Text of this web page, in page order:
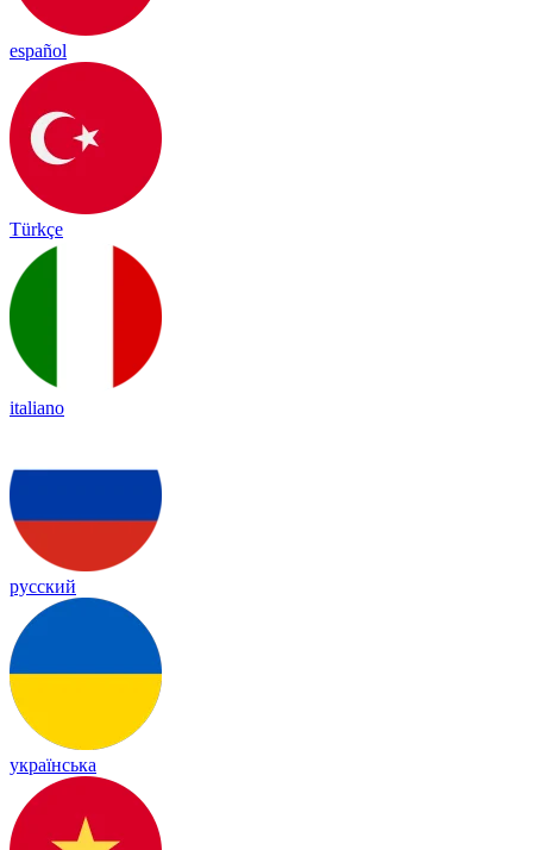
español
Türkçe
italiano
русский
українська